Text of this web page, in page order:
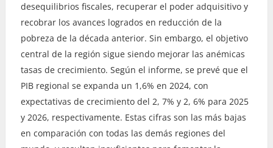
desequilibrios fiscales, recuperar el poder adquisitivo y
recobrar los avances logrados en reducción de la
pobreza de la década anterior. Sin embargo, el objetivo
central de la región sigue siendo mejorar las anémicas
tasas de crecimiento. Según el informe, se prevé que el
PIB regional se expanda un 1,6% en 2024, con
expectativas de crecimiento del 2, 7% y 2, 6% para 2025
y 2026, respectivamente. Estas cifras son las más bajas
en comparación con todas las demás regiones del